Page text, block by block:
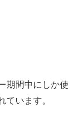
期間中にしか使
ています。